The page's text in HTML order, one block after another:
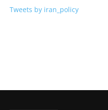
Tweets by iran_policy